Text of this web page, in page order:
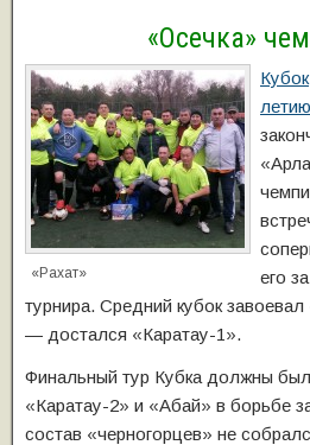
«Осечка»
«Рахат»
его
турнира. Средний кубок
— достался «Каратау-1».
Финальный тур Кубка должны
«Каратау-2» и «Абай» в борьбе
состав «черногорцев» не